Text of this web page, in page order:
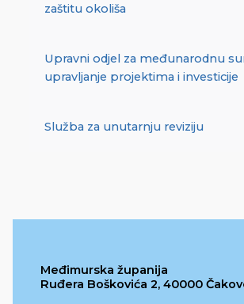
zaštitu okoliša
Upravni odjel za međunarodnu
upravljanje projektima i investicije
Služba za unutarnju reviziju
Međimurska županija
Ruđera Boškovića 2, 40000